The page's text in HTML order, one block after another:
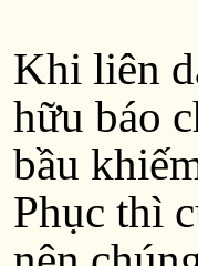
Khi liên
hữu báo
bầu
Phục thì